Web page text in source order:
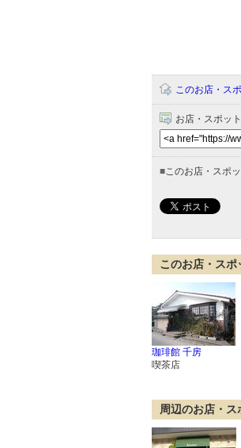
このお店・ス
お店・スポッ
■このお店・スポ
このお店・ス
珈琲館 千房
喫茶店
周辺のお店・ス